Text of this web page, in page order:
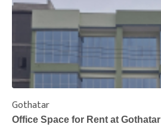
Gothatar
Office Space for Rent at Gothatar